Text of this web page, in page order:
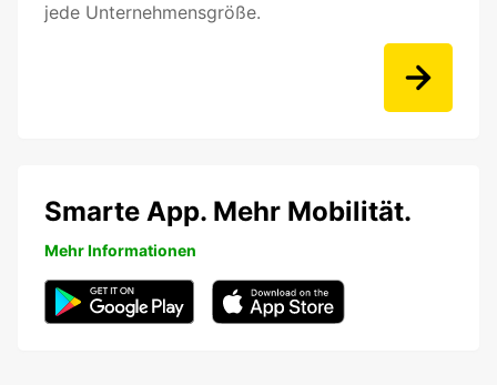
jede Unternehmensgröße.
Smarte App. Mehr Mobilität.
Mehr Informationen